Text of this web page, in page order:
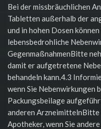
Bei der missbräuchlichen
Tabletten außerhalb der
und in hohen Dosen
lebensbedrohliche
GegenmaßnahmenBitte
damit er aufgetretene
behandeln kann.4.3
wenn Sie Nebenwirkungen
Packungsbeilage
anderen
Apotheker, wenn Sie